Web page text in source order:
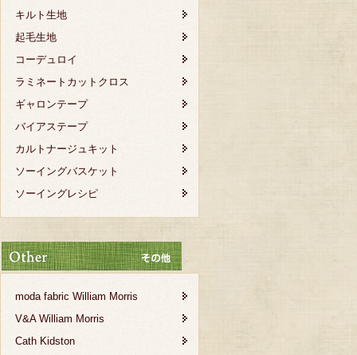
キルト生地
起毛生地
コーデュロイ
ラミネートカットクロス
ギャロンテープ
バイアステープ
カルトナージュキット
ソーイングバスケット
ソーイングレシピ
moda fabric William Morris
V&A William Morris
Cath Kidston